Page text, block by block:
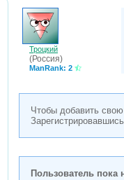
Троцкий
(Россия)
ManRank: 2
Чтобы добавить
Пользователь пока